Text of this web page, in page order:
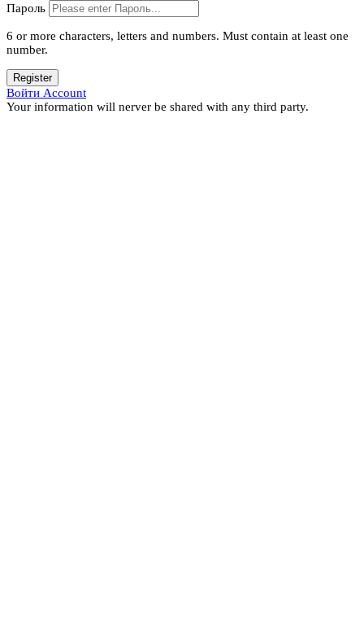
Пароль
6 or more characters, letters and numbers. Must contain at least one
number.
Register
Войти Account
Your information will nerver be shared with any third party.